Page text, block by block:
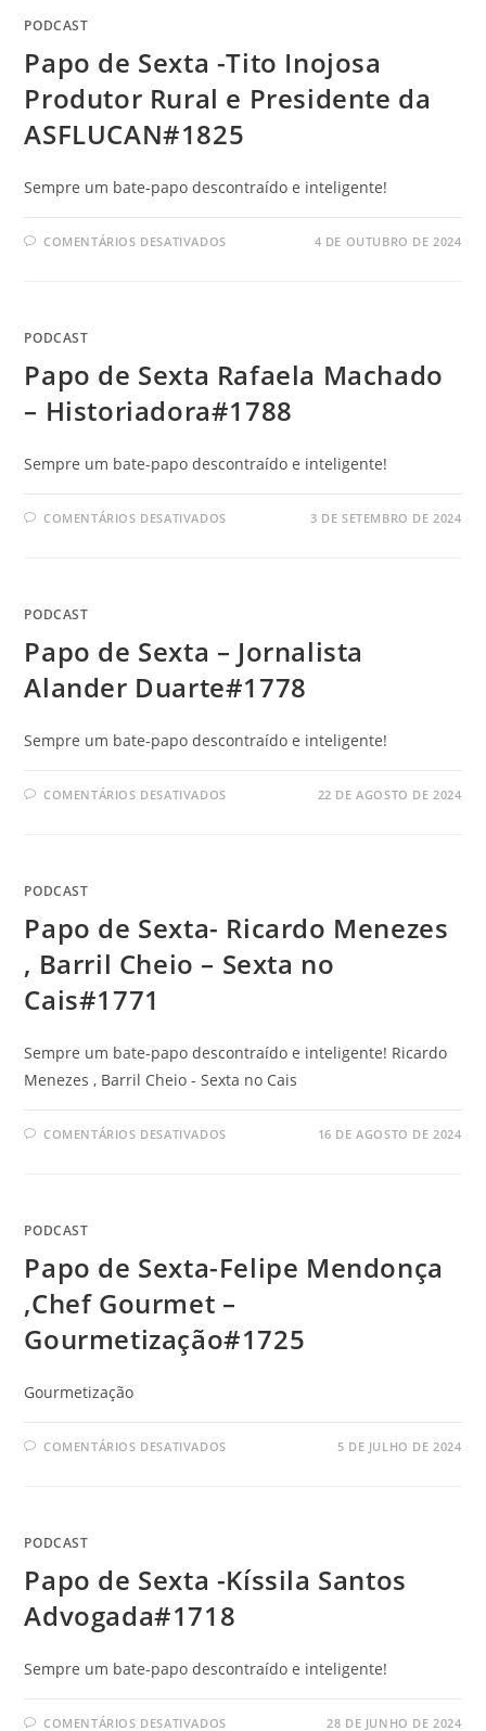
PODCAST
Papo de Sexta -Tito Inojosa
Produtor Rural e Presidente da
ASFLUCAN#1825
Sempre um bate-papo descontraído e inteligente!
COMENTÁRIOS DESATIVADOS 4 DE OUTUBRO DE 2024
PODCAST
Papo de Sexta Rafaela Machado
– Historiadora#1788
Sempre um bate-papo descontraído e inteligente!
COMENTÁRIOS DESATIVADOS 3 DE SETEMBRO DE 2024
PODCAST
Papo de Sexta – Jornalista
Alander Duarte#1778
Sempre um bate-papo descontraído e inteligente!
COMENTÁRIOS DESATIVADOS 22 DE AGOSTO DE 2024
PODCAST
Papo de Sexta- Ricardo Menezes
, Barril Cheio – Sexta no
Cais#1771
Sempre um bate-papo descontraído e inteligente! Ricardo
Menezes , Barril Cheio - Sexta no Cais
COMENTÁRIOS DESATIVADOS 16 DE AGOSTO DE 2024
PODCAST
Papo de Sexta-Felipe Mendonça
,Chef Gourmet –
Gourmetização#1725
Gourmetização
COMENTÁRIOS DESATIVADOS 5 DE JULHO DE 2024
PODCAST
Papo de Sexta -Kíssila Santos
Advogada#1718
Sempre um bate-papo descontraído e inteligente!
COMENTÁRIOS DESATIVADOS 28 DE JUNHO DE 2024